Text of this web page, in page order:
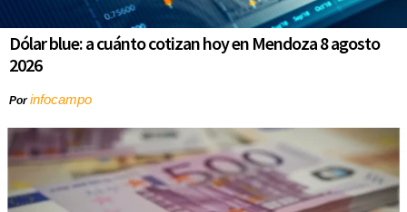
Dólar blue: a cuánto cotizan hoy en Mendoza 8 agosto
2026
Porinfocampo